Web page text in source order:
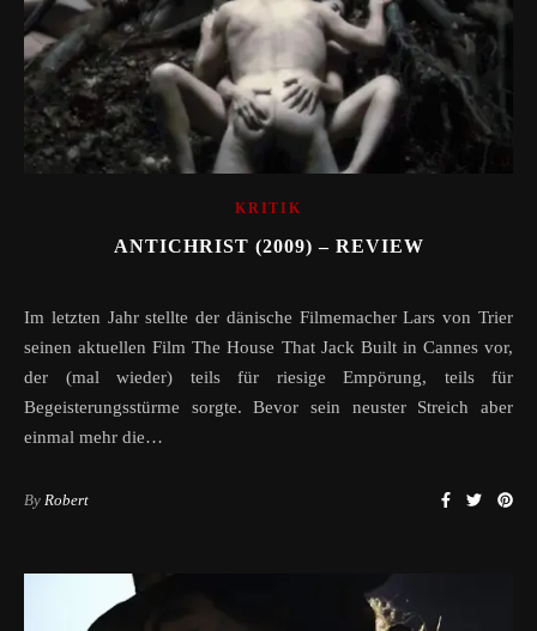
KRITIK
ANTICHRIST (2009) – REVIEW
Im letzten Jahr stellte der dänische Filmemacher Lars von Trier
seinen aktuellen Film The House That Jack Built in Cannes vor,
der (mal wieder) teils für riesige Empörung, teils für
Begeisterungsstürme sorgte. Bevor sein neuster Streich aber
einmal mehr die…
By Robert